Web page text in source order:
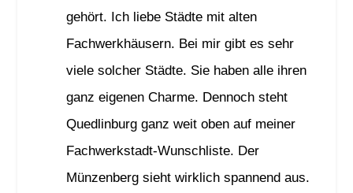
gehört. Ich liebe Städte mit alten
Fachwerkhäusern. Bei mir gibt es sehr
viele solcher Städte. Sie haben alle ihren
ganz eigenen Charme. Dennoch steht
Quedlinburg ganz weit oben auf meiner
Fachwerkstadt-Wunschliste. Der
Münzenberg sieht wirklich spannend aus.